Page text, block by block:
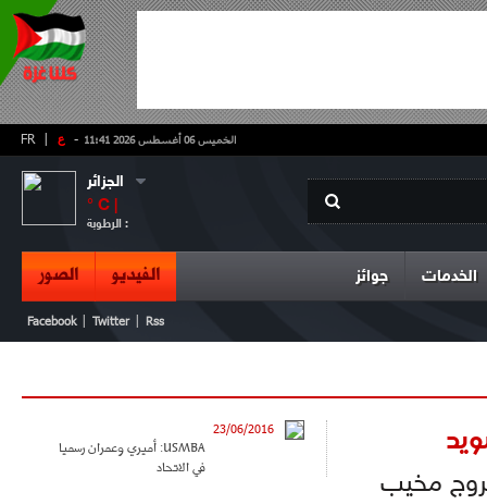
- ع FR الخميس 06 أغسطس 2026 11:41
الجزائر
° C |
الرطوبة :
الخدمات جوائز الفيديو الصور
Facebook Twitter Rss
مخيب
23/06/2016
USMBA: أميري وعمران رسميا
في الاتحاد